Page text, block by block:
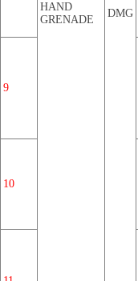
HAND
GRENADE
DMG
9
10